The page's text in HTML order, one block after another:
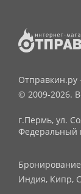
Отправкин.ру
© 2009-2026.
г.Пермь, ул.
Федеральный
Индия, Кипр,